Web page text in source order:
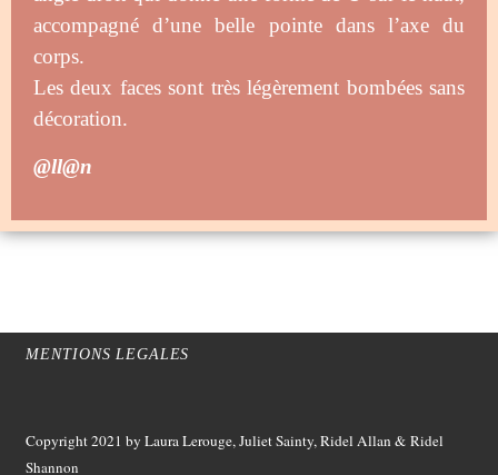
accompagné d’une belle pointe dans l’axe du
corps.
Les deux faces sont très légèrement bombées sans
décoration.
@ll@n
MENTIONS LEGALES
Copyright 2021 by Laura Lerouge, Juliet Sainty, Ridel Allan &Ridel
Shannon